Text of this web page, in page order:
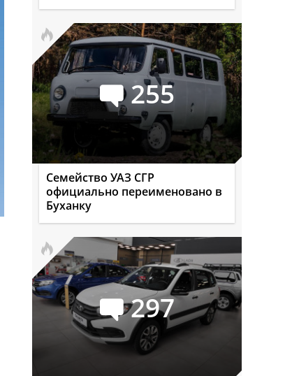
255
Семейство УАЗ СГР
официально переименовано в
Буханку
297